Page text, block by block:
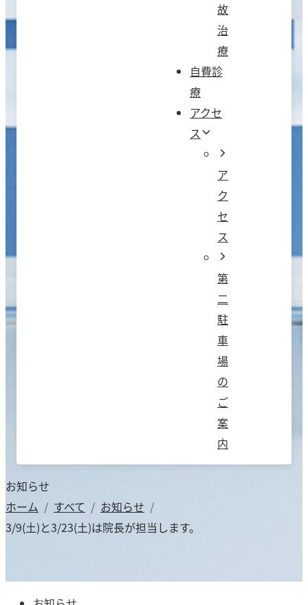
故
治
療
自費診
療
アクセ
ス
ア
ク
セ
ス
第
二
駐
車
場
の
ご
案
内
お知らせ
ホーム
すべて
お知らせ
3/9(土)と3/23(土)は院長が担当します。